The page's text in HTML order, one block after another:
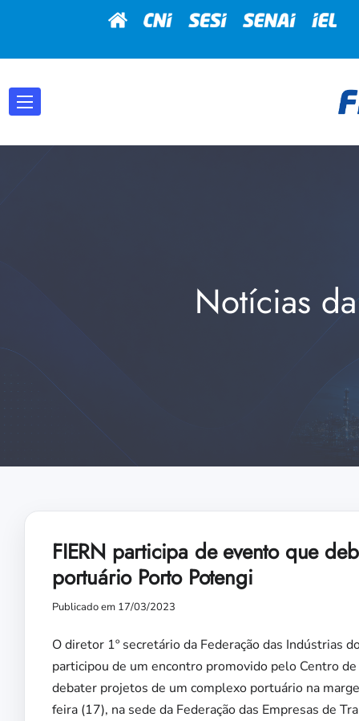
Notícias
FIERN participa de evento que
portuário Porto Potengi
Publicado em 17/03/2023
O diretor 1º secretário da Federação das Indústrias
participou de um encontro promovido pelo Centro
debater projetos de um complexo portuário na
feira (17), na sede da Federação das Empresas de